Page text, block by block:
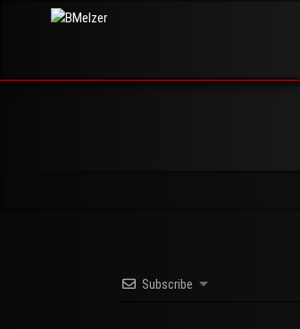
Subscribe